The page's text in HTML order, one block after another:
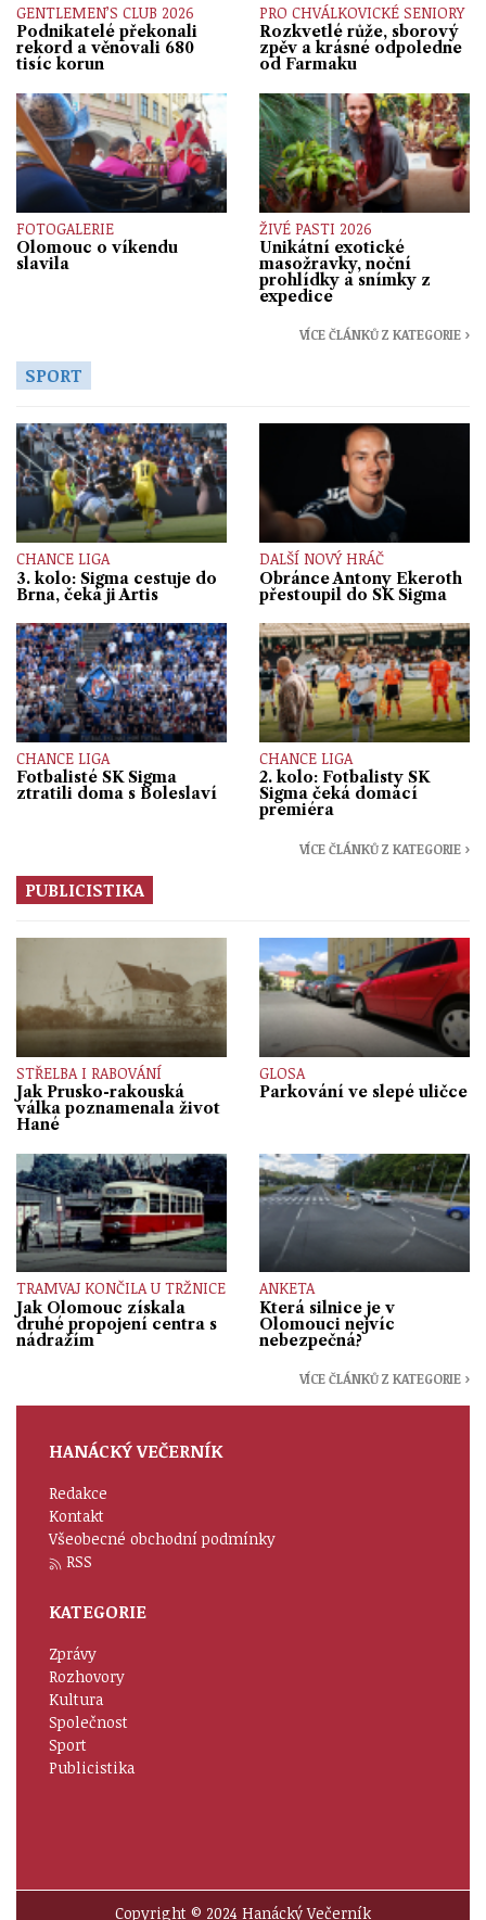
GENTLEMEN’S CLUB 2026
Podnikatelé překonali
rekord a věnovali 680
tisíc korun
PRO CHVÁLKOVICKÉ SENIORY
Rozkvetlé růže, sborový
zpěv a krásné odpoledne
od Farmaku
FOTOGALERIE
Olomouc o víkendu
slavila
ŽIVÉ PASTI 2026
Unikátní exotické
masožravky, noční
prohlídky a snímky z
expedice
VÍCE ČLÁNKŮ Z KATEGORIE ›
SPORT
CHANCE LIGA
3. kolo: Sigma cestuje do
Brna, čeká ji Artis
DALŠÍ NOVÝ HRÁČ
Obránce Antony Ekeroth
přestoupil do SK Sigma
CHANCE LIGA
Fotbalisté SK Sigma
ztratili doma s Boleslaví
CHANCE LIGA
2. kolo: Fotbalisty SK
Sigma čeká domácí
premiéra
VÍCE ČLÁNKŮ Z KATEGORIE ›
PUBLICISTIKA
STŘELBA I RABOVÁNÍ
Jak Prusko-rakouská
válka poznamenala život
Hané
GLOSA
Parkování ve slepé uličce
TRAMVAJ KONČILA U TRŽNICE
Jak Olomouc získala
druhé propojení centra s
nádražím
ANKETA
Která silnice je v
Olomouci nejvíc
nebezpečná?
VÍCE ČLÁNKŮ Z KATEGORIE ›
HANÁCKÝ VEČERNÍK
Redakce
Kontakt
Všeobecné obchodní podmínky
RSS
KATEGORIE
Zprávy
Rozhovory
Kultura
Společnost
Sport
Publicistika
Copyright © 2024 Hanácký Večerník